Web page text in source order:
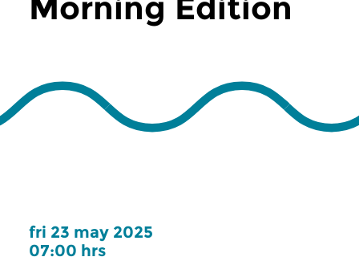
fri 23 may 2025
07:00 hrs